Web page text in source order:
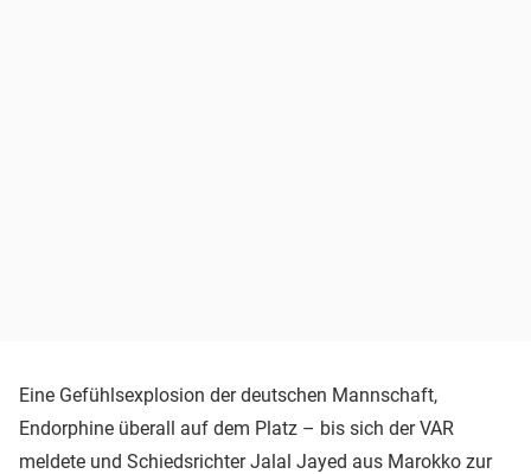
Eine Gefühlsexplosion der deutschen Mannschaft,
Endorphine überall auf dem Platz – bis sich der VAR
meldete und Schiedsrichter Jalal Jayed aus Marokko zur